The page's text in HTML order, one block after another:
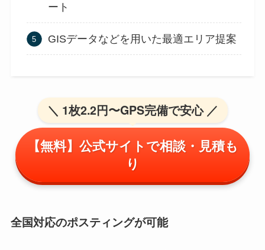
ート
GISデータなどを用いた最適エリア提案
＼ 1枚2.2円〜GPS完備で安心 ／
【無料】公式サイトで相談・見積も
り
全国対応のポスティングが可能